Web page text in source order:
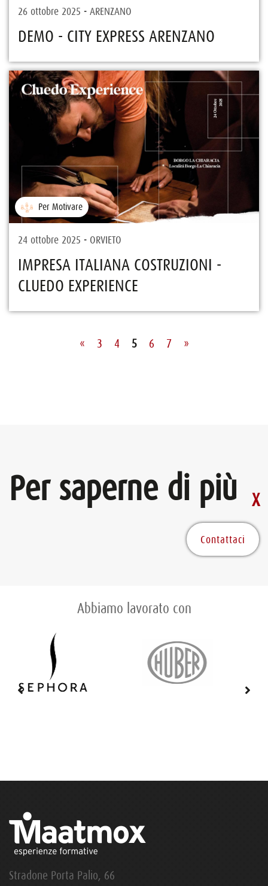
26 ottobre 2025 - ARENZANO
DEMO - CITY EXPRESS ARENZANO
Per Motivare
24 ottobre 2025 - ORVIETO
IMPRESA ITALIANA COSTRUZIONI -
CLUEDO EXPERIENCE
« 3 4 5 6 7 »
Per saperne di più
Contattaci
Abbiamo lavorato con
Stradone Porta Palio, 66